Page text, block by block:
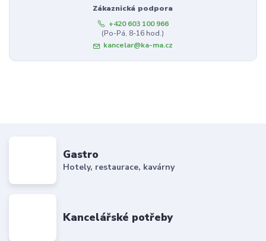
Zákaznická podpora
+420 603 100 966
(Po-Pá, 8-16 hod.)
kancelar@ka-ma.cz
Gastro
Hotely, restaurace, kavárny
Kancelářské potřeby